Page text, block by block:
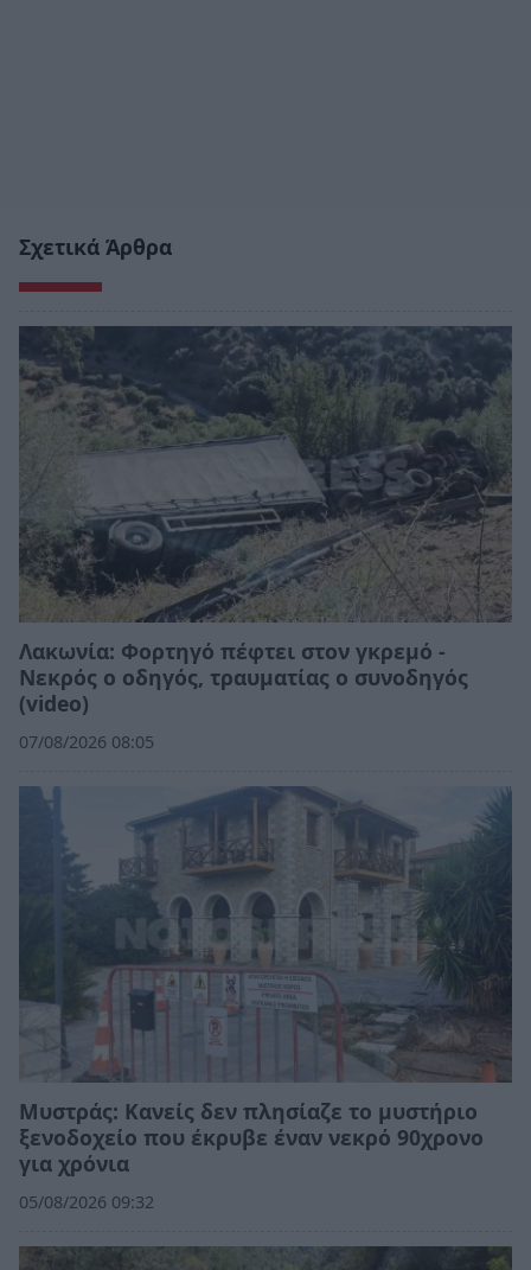
Σχετικά Άρθρα
Λακωνία: Φορτηγό πέφτει στον γκρεμό -
Νεκρός ο οδηγός, τραυματίας ο συνοδηγός
(video)
07/08/2026 08:05
Mυστράς: Κανείς δεν πλησίαζε το μυστήριο
ξενοδοχείο που έκρυβε έναν νεκρό 90χρονο
για χρόνια
05/08/2026 09:32